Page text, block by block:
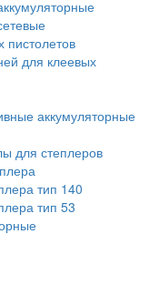
пистолетов
для клеевых
аккумуляторные
для степлеров
тип 140
тип 53